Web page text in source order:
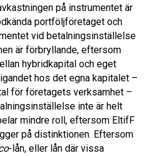
på instrumentet är
portföljföretaget och
vid betalningsinställelse
är förbryllande, eftersom
hybridkapital och eget
hos det egna kapitalet –
för företagets verksamhet –
inte är helt
mindre roll, eftersom EltifF
på distinktionen. Eftersom
-lån, eller lån där vissa